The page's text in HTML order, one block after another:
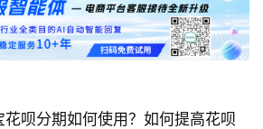
花呗分期如何使用？如何提高花呗